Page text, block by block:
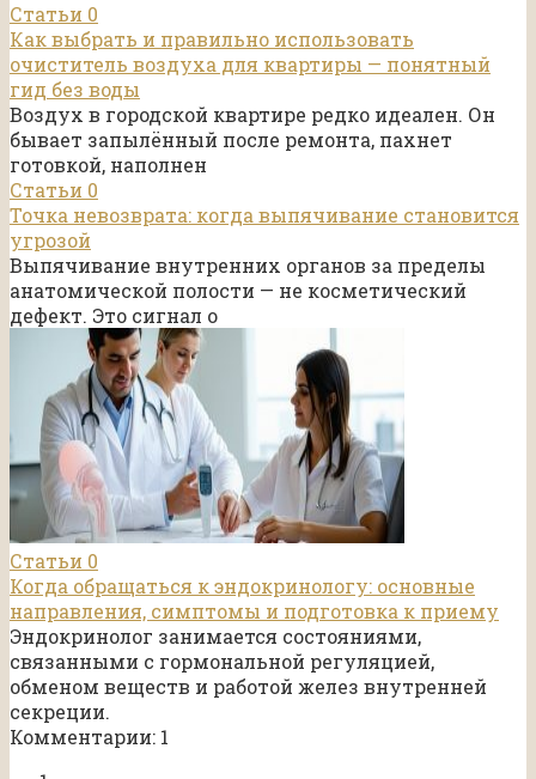
Статьи 0
Как выбрать и правильно использовать
очиститель воздуха для квартиры — понятный
гид без воды
Воздух в городской квартире редко идеален. Он
бывает запылённый после ремонта, пахнет
готовкой, наполнен
Статьи 0
Точка невозврата: когда выпячивание становится
угрозой
Выпячивание внутренних органов за пределы
анатомической полости — не косметический
дефект. Это сигнал о
Статьи 0
Когда обращаться к эндокринологу: основные
направления, симптомы и подготовка к приему
Эндокринолог занимается состояниями,
связанными с гормональной регуляцией,
обменом веществ и работой желез внутренней
секреции.
Комментарии: 1